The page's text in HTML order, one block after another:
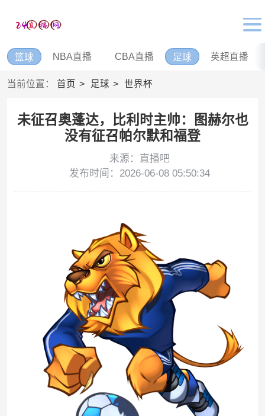
篮球 NBA直播 CBA直播 足球 英超直播
当前位置： 首页 足球 世界杯
未征召奥蓬达，比利时主帅：图赫尔也
没有征召帕尔默和福登
来源：直播吧
发布时间：2026-06-08 05:50:34